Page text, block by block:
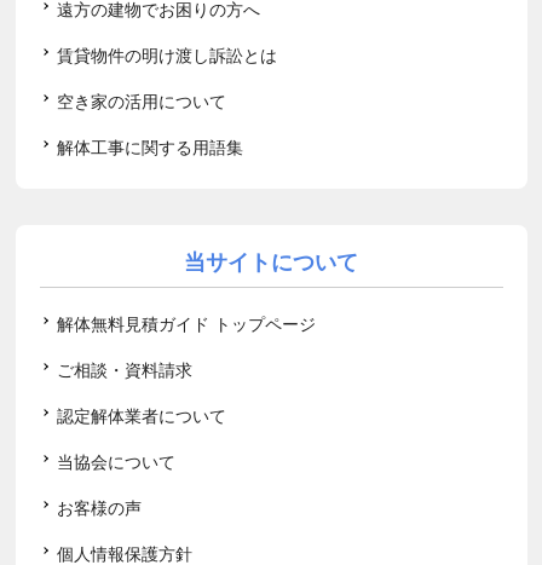
遠方の建物でお困りの方へ
賃貸物件の明け渡し訴訟とは
空き家の活用について
解体工事に関する用語集
当サイトについて
解体無料見積ガイド トップページ
ご相談・資料請求
認定解体業者について
当協会について
お客様の声
個人情報保護方針